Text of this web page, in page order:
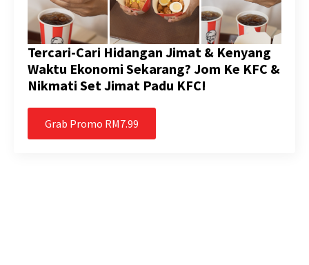
Tercari-Cari Hidangan Jimat & Kenyang
Waktu Ekonomi Sekarang? Jom Ke KFC &
Nikmati Set Jimat Padu KFC!
Grab Promo RM7.99